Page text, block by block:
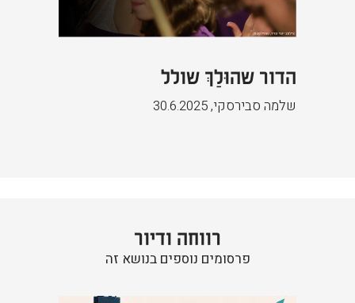
הדור שהוּלַךְ שולל
שלמה סבירסקי,
30.6.2025
רווחה ודיור
פרסומים נוספים בנושא זה